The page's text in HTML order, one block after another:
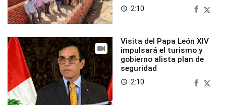
access_time 2:10
Visita del Papa León XIV
impulsará el turismo y
gobierno alista plan de
seguridad
access_time 2:10